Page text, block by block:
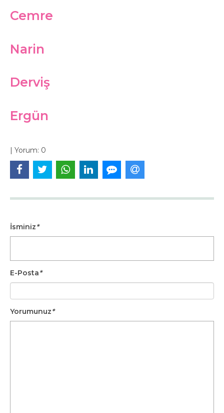
Cemre
Narin
Derviş
Ergün
| Yorum: 0
İsminiz*
E-Posta*
Yorumunuz*